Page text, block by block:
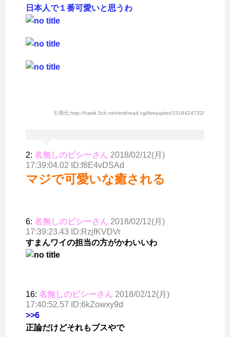
日本人で１番可愛いと思うわ
引用元:http://hawk.5ch.net/test/read.cgi/livejupiter/1518424732/
2: 名無しのピシーさん 2018/02/12(月)
17:39:04.02 ID:f8E4vDSAd
マジで可愛いな癒される
6: 名無しのピシーさん 2018/02/12(月)
17:39:23.43 ID:RzjfKVDVr
すまんワイの担当の方がかわいいわ
16: 名無しのピシーさん 2018/02/12(月)
17:40:52.57 ID:6kZowxy9d
>>6
正論だけどそれもブスやで